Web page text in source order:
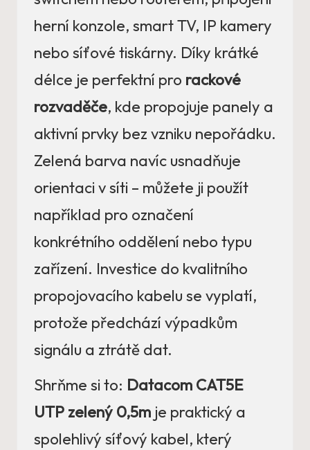
herní konzole, smart TV, IP kamery
nebo síťové tiskárny. Díky krátké
délce je perfektní pro rackové
rozvaděče, kde propojuje panely a
aktivní prvky bez vzniku nepořádku.
Zelená barva navíc usnadňuje
orientaci v síti – můžete ji použít
například pro označení
konkrétního oddělení nebo typu
zařízení. Investice do kvalitního
propojovacího kabelu se vyplatí,
protože předchází výpadkům
signálu a ztrátě dat.
Shrňme si to: Datacom CAT5E
UTP zelený 0,5m je praktický a
spolehlivý síťový kabel, který